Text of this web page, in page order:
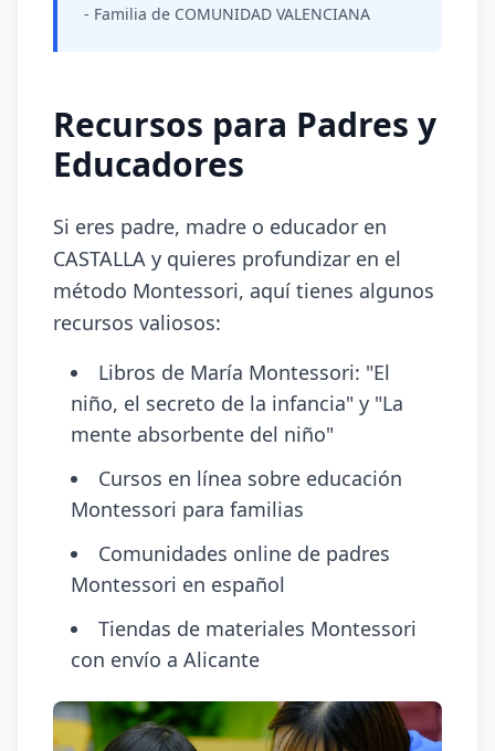
- Familia de COMUNIDAD VALENCIANA
Recursos para Padres y
Educadores
Si eres padre, madre o educador en
CASTALLA y quieres profundizar en el
método Montessori, aquí tienes algunos
recursos valiosos:
Libros de María Montessori: "El
niño, el secreto de la infancia" y "La
mente absorbente del niño"
Cursos en línea sobre educación
Montessori para familias
Comunidades online de padres
Montessori en español
Tiendas de materiales Montessori
con envío a Alicante